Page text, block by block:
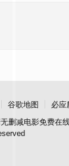
谷歌地图
必应
删减电影免费在